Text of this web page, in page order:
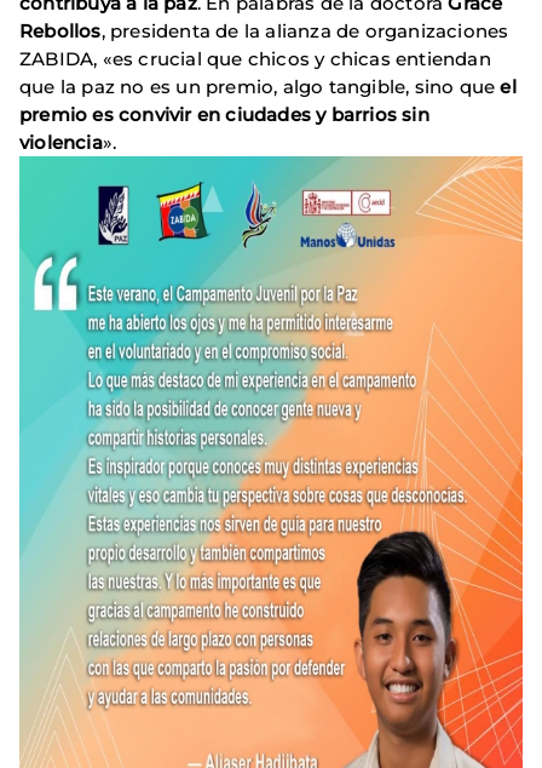
Rebollos, presidenta de la alianza de organizaciones
ZABIDA, «es crucial que chicos y chicas entiendan
que la paz no es un premio, algo tangible, sino queel
premio es convivir en ciudades y barrios sin
violencia».